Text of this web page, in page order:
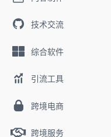
技术交流
综合软件
引流工具
跨境电商
跨境服务